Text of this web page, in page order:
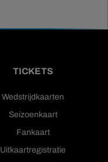
TICKETS
Wedstrijdkaarten
Seizoenkaart
Fankaart
Uitkaartregistratie